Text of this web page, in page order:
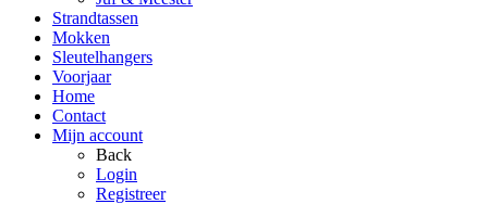
Strandtassen
Mokken
Sleutelhangers
Voorjaar
Home
Contact
Mijn account
Back
Login
Registreer